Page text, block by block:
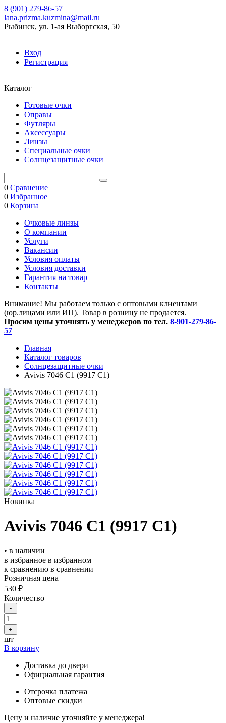
8 (901) 279-86-57
lana.prizma.kuzmina@mail.ru
Рыбинск, ул. 1-ая Выборгская, 50
Вход
Регистрация
Каталог
Готовые очки
Оправы
Футляры
Аксессуары
Линзы
Специальные очки
Солнцезащитные очки
0 Сравнение
0 Избранное
0 Корзина
Очковые линзы
O компании
Услуги
Вакансии
Условия оплаты
Условия доставки
Гарантия на товар
Контакты
Внимание! Мы работаем только с оптовыми клиентами
(юр.лицами или ИП). Товар в розницу не продается.
Просим цены уточнять у менеджеров по тел. 8-901-279-86-
57
Главная
Каталог товаров
Солнцезащитные очки
Avivis 7046 С1 (9917 С1)
Новинка
Avivis 7046 С1 (9917 С1)
• в наличии
в избранное в избранном
к сравнению в сравнении
Розничная цена
530 ₽
Количество
-
+
шт
В корзину
Доставка до двери
Официальная гарантия
Отсрочка платежа
Оптовые скидки
Цену и наличие уточняйте у менеджера!